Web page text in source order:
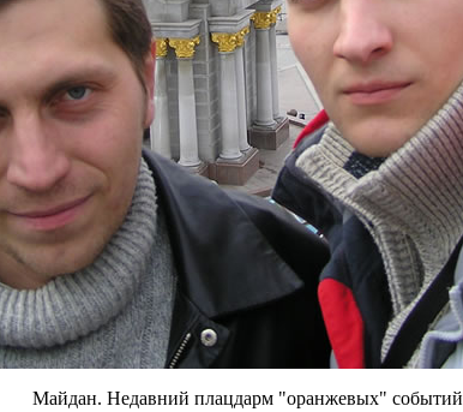
Майдан. Недавний плацдарм "оранжевых" событий